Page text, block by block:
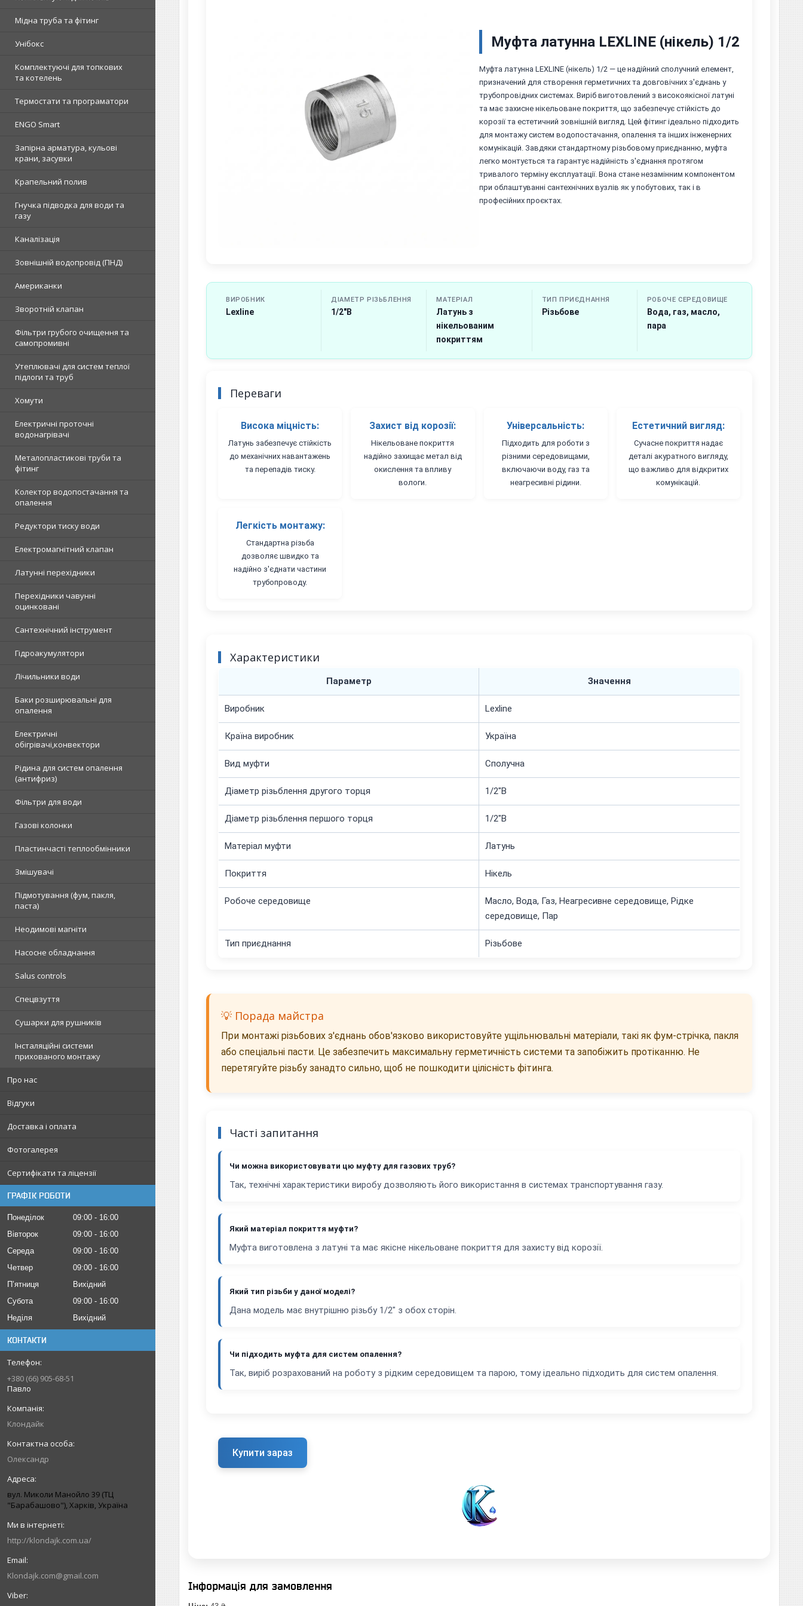
Мідна труба та фітинг
Унібокс
Комплектуючі для топкових
та котелень
Термостати та програматори
ENGO Smart
Запірна арматура, кульові
крани, засувки
Крапельний полив
Гнучка підводка для води та
газу
Каналізація
Зовнішній водопровід (ПНД)
Американки
Зворотній клапан
Фільтри грубого очищення та
самопромивні
Утеплювачі для систем теплої
підлоги та труб
Хомути
Електричні проточні
водонагрівачі
Металопластикові труби та
фітинг
Колектор водопостачання та
опалення
Редуктори тиску води
Електромагнітний клапан
Латунні перехідники
Перехідники чавунні
оцинковані
Сантехнічний інструмент
Гідроакумулятори
Лічильники води
Баки розширювальні для
опалення
Електричні
обігрівачі,конвектори
Рідина для систем опалення
(антифриз)
Фільтри для води
Газові колонки
Пластинчасті теплообмінники
Змішувачі
Підмотування (фум, пакля,
паста)
Неодимові магніти
Насосне обладнання
Salus controls
Спецвзуття
Сушарки для рушників
Інсталяційні системи
прихованого монтажу
Про нас
Відгуки
Доставка і оплата
Фотогалерея
Сертифікати та ліцензії
ГРАФІК РОБОТИ
Понеділок 09:00
16:00
Вівторок
09:00
16:00
Середа
09:00
16:00
Четвер
09:00
16:00
Пʼятниця
Вихідний
Субота
09:00
16:00
Неділя
Вихідний
КОНТАКТИ
+380 (66) 905-68-51
Павло
Клондайк
Олександр
вул. Миколи Манойло 39 (ТЦ
"Барабашово"), Харків, Україна
http://klondajk.com.ua/
Klondajk.com@gmail.com
Муфта латунна LEXLINE (нікель) 1/2
Муфта латунна LEXLINE (нікель) 1/2 — це надійний сполучний елемент,
призначений для створення герметичних та довговічних з'єднань у
трубопровідних системах. Виріб виготовлений з високоякісної латуні
та має захисне нікельоване покриття, що забезпечує стійкість до
корозії та естетичний зовнішній вигляд. Цей фітинг ідеально підходить
для монтажу систем водопостачання, опалення та інших інженерних
комунікацій. Завдяки стандартному різьбовому приєднанню, муфта
легко монтується та гарантує надійність з'єднання протягом
тривалого терміну експлуатації. Вона стане незамінним компонентом
при облаштуванні сантехнічних вузлів як у побутових, так і в
професійних проєктах.
ВИРОБНИК
Lexline
ДІАМЕТР РІЗЬБЛЕННЯ
1/2"В
МАТЕРІАЛ
Латунь з
нікельованим
покриттям
ТИП ПРИЄДНАННЯ
Різьбове
РОБОЧЕ СЕРЕДОВИЩЕ
Вода, газ, масло,
пара
Переваги
Висока міцність:
Латунь забезпечує стійкість
до механічних навантажень
та перепадів тиску.
Захист від корозії:
Нікельоване покриття
надійно захищає метал від
окислення та впливу
вологи.
Універсальність:
Підходить для роботи з
різними середовищами,
включаючи воду, газ та
неагресивні рідини.
Естетичний вигляд:
Сучасне покриття надає
деталі акуратного вигляду,
що важливо для відкритих
комунікацій.
Легкість монтажу:
Стандартна різьба
дозволяє швидко та
надійно з'єднати частини
трубопроводу.
Характеристики
Параметр Значення
Виробник Lexline
Країна виробник Україна
Вид муфти Сполучна
Діаметр різьблення другого торця 1/2"В
Діаметр різьблення першого торця 1/2"В
Матеріал муфти Латунь
Покриття Нікель
Робоче середовище
Масло, Вода, Газ, Неагресивне середовище, Рідке
середовище, Пар
Тип приєднання Різьбове
💡 Порада майстра
При монтажі різьбових з'єднань обов'язково використовуйте ущільнювальні матеріали, такі як фум-стрічка, пакля
або спеціальні пасти. Це забезпечить максимальну герметичність системи та запобіжить протіканню. Не
перетягуйте різьбу занадто сильно, щоб не пошкодити цілісність фітинга.
Часті запитання
Чи можна використовувати цю муфту для газових труб?
Так, технічні характеристики виробу дозволяють його використання в системах транспортування газу.
Який матеріал покриття муфти?
Муфта виготовлена з латуні та має якісне нікельоване покриття для захисту від корозії.
Який тип різьби у даної моделі?
Дана модель має внутрішню різьбу 1/2" з обох сторін.
Чи підходить муфта для систем опалення?
Так, виріб розрахований на роботу з рідким середовищем та парою, тому ідеально підходить для систем опалення.
Купити зараз
Інформація для замовлення